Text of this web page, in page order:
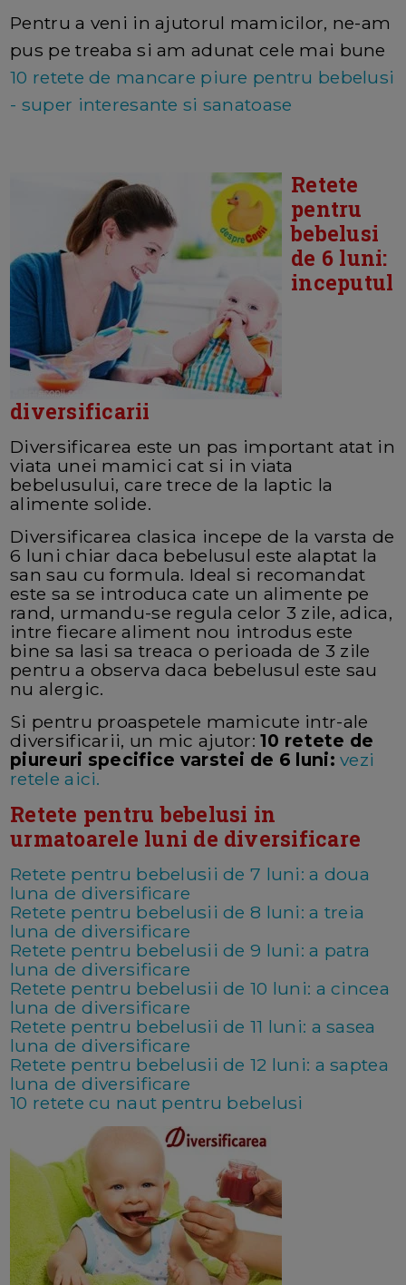
Pentru a veni in ajutorul mamicilor, ne-am
pus pe treaba si am adunat cele mai bune
10 retete de mancare piure pentru bebelusi
- super interesante si sanatoase
Retete
pentru
bebelusi
de 6 luni:
inceputul
diversificarii
Diversificarea este un pas important atat in
viata unei mamici cat si in viata
bebelusului, care trece de la laptic la
alimente solide.
Diversificarea clasica incepe de la varsta de
6 luni chiar daca bebelusul este alaptat la
san sau cu formula. Ideal si recomandat
este sa se introduca cate un alimente pe
rand, urmandu-se regula celor 3 zile, adica,
intre fiecare aliment nou introdus este
bine sa lasi sa treaca o perioada de 3 zile
pentru a observa daca bebelusul este sau
nu alergic.
Si pentru proaspetele mamicute intr-ale
diversificarii, un mic ajutor: 10 retete de
piureuri specifice varstei de 6 luni: vezi
retele aici.
Retete pentru bebelusi in
urmatoarele luni de diversificare
Retete pentru bebelusii de 7 luni: a doua
luna de diversificare
Retete pentru bebelusii de 8 luni: a treia
luna de diversificare
Retete pentru bebelusii de 9 luni: a patra
luna de diversificare
Retete pentru bebelusii de 10 luni: a cincea
luna de diversificare
Retete pentru bebelusii de 11 luni: a sasea
luna de diversificare
Retete pentru bebelusii de 12 luni: a saptea
luna de diversificare
10 retete cu naut pentru bebelusi